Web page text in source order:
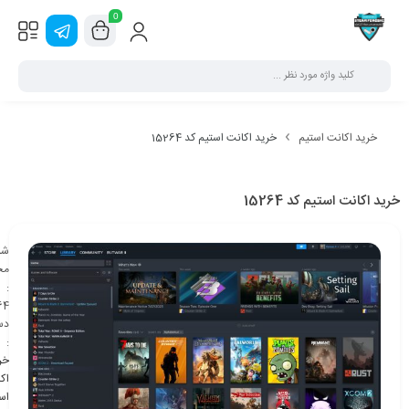
0
خرید اکانت استیم خرید اکانت استیم کد 15264
خرید اکانت استیم کد 15264
:
: